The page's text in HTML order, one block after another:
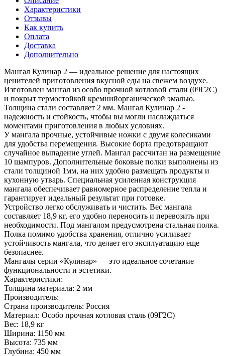
Характеристики
Отзывы
Как купить
Оплата
Доставка
Дополнительно
Мангал Кулинар 2 — идеальное решение для настоящих
ценителей приготовления вкусной еды на свежем воздухе.
Изготовлен мангал из особо прочной котловой стали (09Г2С)
и покрыт термостойкой кремнийорганической эмалью.
Толщина стали составляет 2 мм. Мангал Кулинар 2 -
надежность и стойкость, чтобы вы могли наслаждаться
моментами приготовления в любых условиях.
У мангала прочные, устойчивые ножки с двумя колесиками
для удобства перемещения. Высокие борта предотвращают
случайное выпадение углей. Мангал рассчитан на размещение
10 шампуров. Дополнительные боковые полки выполнены из
стали толщиной 1мм, на них удобно размещать продукты и
кухонную утварь. Специальная усиленная конструкция
мангала обеспечивает равномерное распределение тепла и
гарантирует идеальный результат при готовке.
Устройство легко обслуживать и чистить. Вес мангала
составляет 18,9 кг, его удобно переносить и перевозить при
необходимости. Под мангалом предусмотрена стальная полка.
Полка помимо удобства хранения, отлично усиливает
устойчивость мангала, что делает его эксплуатацию еще
безопаснее.
Мангалы серии «Кулинар» — это идеальное сочетание
функциональности и эстетики.
Характеристики:
Толщина материала: 2 мм
Производитель:
Страна производитель: Россия
Материал: Особо прочная котловая сталь (09Г2С)
Вес: 18,9 кг
Ширина: 1150 мм
Высота: 735 мм
Глубина: 450 мм